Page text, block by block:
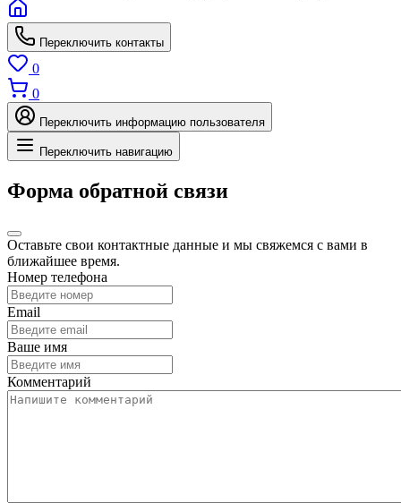
Переключить контакты
0
0
Переключить информацию пользователя
Переключить навигацию
Форма обратной связи
Оставьте свои контактные данные и мы свяжемся с вами в
ближайшее время.
Номер телефона
Email
Ваше имя
Комментарий